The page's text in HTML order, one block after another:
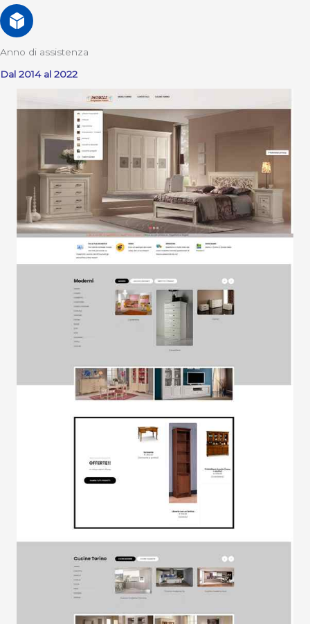
Anno di assistenza
Dal 2014 al 2022